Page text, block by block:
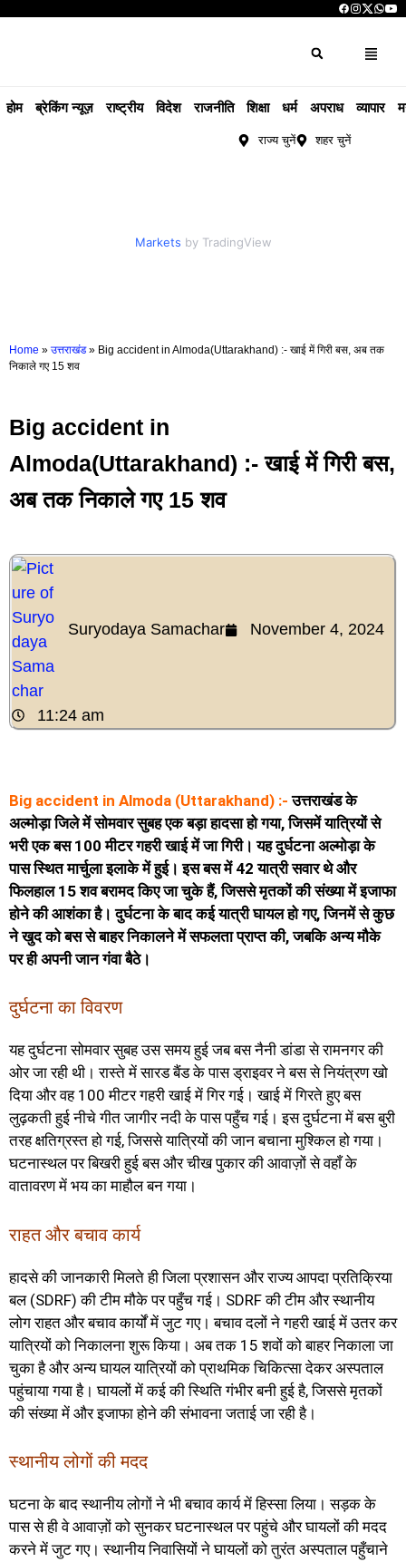
होम ब्रेकिंग न्यूज़ राष्ट्रीय विदेश राजनीति शिक्षा धर्म अपराध व्यापार
राज्य चुनें शहर चुनें
Markets by TradingView
Home » उत्तराखंड » Big accident in Almoda(Uttarakhand) :- खाई में गिरी बस, अब तक
निकाले गए 15 शव
Big accident in
Almoda(Uttarakhand) :- खाई में गिरी बस,
अब तक निकाले गए 15 शव
Suryodaya Samachar November 4, 2024
11:24 am
Big accident in Almoda (Uttarakhand) :- उत्तराखंड के
अल्मोड़ा जिले में सोमवार सुबह एक बड़ा हादसा हो गया, जिसमें यात्रियों से
भरी एक बस 100 मीटर गहरी खाई में जा गिरी। यह दुर्घटना अल्मोड़ा के
पास स्थित मार्चुला इलाके में हुई। इस बस में 42 यात्री सवार थे और
फिलहाल 15 शव बरामद किए जा चुके हैं, जिससे मृतकों की संख्या में इजाफा
होने की आशंका है। दुर्घटना के बाद कई यात्री घायल हो गए, जिनमें से कुछ
ने खुद को बस से बाहर निकालने में सफलता प्राप्त की, जबकि अन्य मौके
पर ही अपनी जान गंवा बैठे।
दुर्घटना का विवरण
यह दुर्घटना सोमवार सुबह उस समय हुई जब बस नैनी डांडा से रामनगर की
ओर जा रही थी। रास्ते में सारड बैंड के पास ड्राइवर ने बस से नियंत्रण खो
दिया और वह 100 मीटर गहरी खाई में गिर गई। खाई में गिरते हुए बस
लुढ़कती हुई नीचे गीत जागीर नदी के पास पहुँच गई। इस दुर्घटना में बस बुरी
तरह क्षतिग्रस्त हो गई, जिससे यात्रियों की जान बचाना मुश्किल हो गया।
घटनास्थल पर बिखरी हुई बस और चीख पुकार की आवाज़ों से वहाँ के
वातावरण में भय का माहौल बन गया।
राहत और बचाव कार्य
हादसे की जानकारी मिलते ही जिला प्रशासन और राज्य आपदा प्रतिक्रिया
बल (SDRF) की टीम मौके पर पहुँच गई। SDRF की टीम और स्थानीय
लोग राहत और बचाव कार्यों में जुट गए। बचाव दलों ने गहरी खाई में उतर कर
यात्रियों को निकालना शुरू किया। अब तक 15 शवों को बाहर निकाला जा
चुका है और अन्य घायल यात्रियों को प्राथमिक चिकित्सा देकर अस्पताल
पहुंचाया गया है। घायलों में कई की स्थिति गंभीर बनी हुई है, जिससे मृतकों
की संख्या में और इजाफा होने की संभावना जताई जा रही है।
स्थानीय लोगों की मदद
घटना के बाद स्थानीय लोगों ने भी बचाव कार्य में हिस्सा लिया। सड़क के
पास से ही वे आवाज़ों को सुनकर घटनास्थल पर पहुंचे और घायलों की मदद
करने में जुट गए। स्थानीय निवासियों ने घायलों को तुरंत अस्पताल पहुँचाने